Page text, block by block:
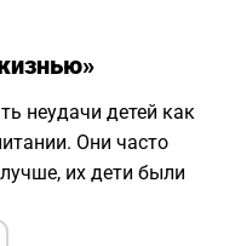
неудачи детей как
Они часто
их дети были